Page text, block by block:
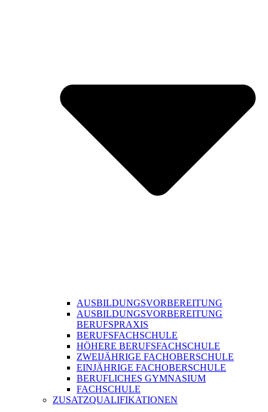
AUSBILDUNGSVORBEREITUNG
AUSBILDUNGSVORBEREITUNG
BERUFSPRAXIS
BERUFSFACHSCHULE
HÖHERE BERUFSFACHSCHULE
ZWEIJÄHRIGE FACHOBERSCHULE
EINJÄHRIGE FACHOBERSCHULE
BERUFLICHES GYMNASIUM
FACHSCHULE
ZUSATZQUALIFIKATIONEN